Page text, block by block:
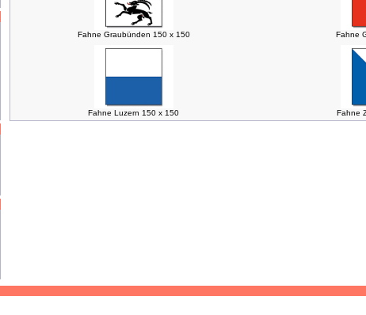
Fahne Graubünden 150 x 150 Fahne
Fahne Luzern 150 x 150 Fahne